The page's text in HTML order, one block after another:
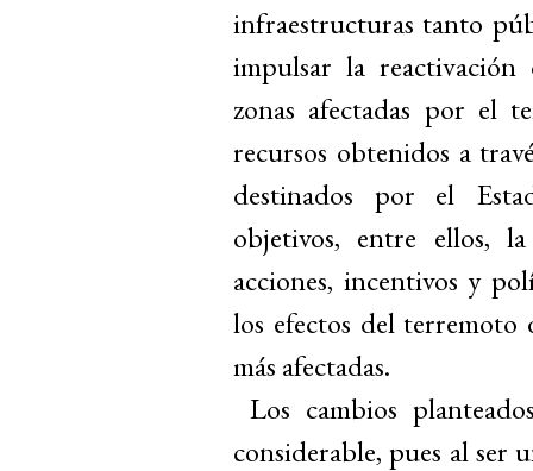
infraestructuras tanto
impulsar la
zonas afectadas por el
recursos obtenidos a
destinados por el
objetivos, entre ellos,
acciones, incentivos y
los efectos del
más afectadas.
Los cambios
considerable, pues al ser